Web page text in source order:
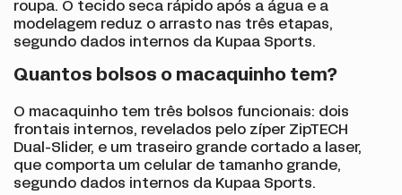
roupa. O tecido seca rápido após a água e a
modelagem reduz o arrasto nas três etapas,
segundo dados internos da Kupaa Sports.
Quantos bolsos o macaquinho tem?
O macaquinho tem três bolsos funcionais: dois
frontais internos, revelados pelo zíper ZipTECH
Dual-Slider, e um traseiro grande cortado a laser,
que comporta um celular de tamanho grande,
segundo dados internos da Kupaa Sports.